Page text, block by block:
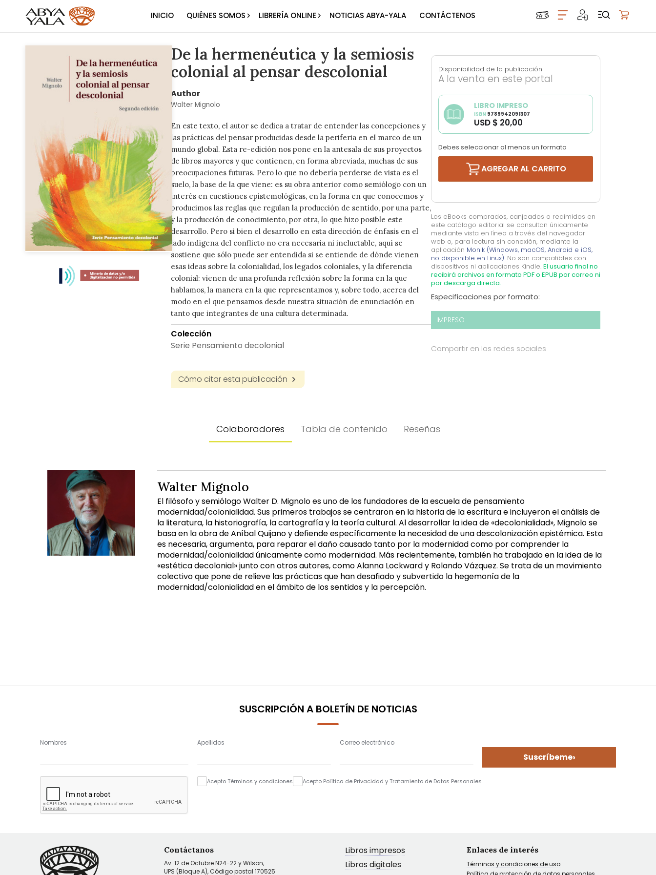
INICIO QUIÉNES SOMOS LIBRERÍA ONLINE NOTICIAS ABYA-YALA CONTÁCTENOS
De la hermenéutica y la semiosis
colonial al pensar descolonial
Author
Walter Mignolo
En este texto, el autor se dedica a tratar de entender las concepciones y
las prácticas del pensar producidas desde la periferia en el marco de un
mundo global. Esta re-edición nos pone en la antesala de sus proyectos
de libros mayores y que contienen, en forma abreviada, muchas de sus
preocupaciones futuras. Pero lo que no debería perderse de vista es el
suelo, la base de la que viene: es su obra anterior como semiólogo con un
interés en cuestiones epistemológicas, en la forma en que conocemos y
producimos las reglas que regulan la producción de sentido, por una parte,
y la producción de conocimiento, por otra, lo que hizo posible este
desarrollo. Pero si bien el desarrollo en esta dirección de énfasis en el
lado indígena del conflicto no era necesaria ni ineluctable, aquí se
sostiene que sólo puede ser entendida si se entiende de dónde vienen
esas ideas sobre la colonialidad, los legados coloniales, y la diferencia
colonial: vienen de una profunda reflexión sobre la forma en la que
hablamos, la manera en la que representamos y, sobre todo, acerca del
modo en el que pensamos desde nuestra situación de enunciación en
tanto que integrantes de una cultura determinada.
Colección
Serie Pensamiento decolonial
Cómo citar esta publicación
Disponibilidad de la publicación
A la venta en este portal
LIBRO IMPRESO
ISBN 9789942091307
USD $ 20,00
Debes seleccionar al menos un formato
AGREGAR AL CARRITO
Los eBooks comprados, canjeados o redimidos en
este catálogo editorial se consultan únicamente
mediante vista en línea a través del navegador
web o, para lectura sin conexión, mediante la
aplicación Mon'k (Windows, macOS, Android e iOS,
no disponible en Linux).No son compatibles con
dispositivos ni aplicaciones Kindle. El usuario final no
recibirá archivos en formato PDF o EPUB por correo ni
por descarga directa.
Especificaciones por formato:
IMPRESO
Compartir en las redes sociales
Colaboradores
Walter Mignolo
El filósofo y semiólogo Walter D. Mignolo es uno de los fundadores de la escuela de pensamiento
modernidad/colonialidad. Sus primeros trabajos se centraron en la historia de la escritura e incluyeron el análisis de
la literatura, la historiografía, la cartografía y la teoría cultural. Al desarrollar la idea de «decolonialidad», Mignolo se
basa en la obra de Aníbal Quijano y defiende específicamente la necesidad de una descolonización epistémica. Esta
es necesaria, argumenta, para reparar el daño causado tanto por la modernidad como por comprender la
modernidad/colonialidad únicamente como modernidad. Más recientemente, también ha trabajado en la idea de la
«estética decolonial» junto con otros autores, como Alanna Lockward y Rolando Vázquez. Se trata de un movimiento
colectivo que pone de relieve las prácticas que han desafiado y subvertido la hegemonía de la
modernidad/colonialidad en el ámbito de los sentidos y la percepción.
Tabla de contenido Reseñas
SUSCRIPCIÓN A BOLETÍN DE NOTICIAS
Nombres Apellidos Correo electrónico
Suscríbeme›
Acepto Términos y condiciones Acepto Política de Privacidad y Tratamiento de Datos Personales
Contáctanos
Av. 12 de Octubre N24-22 y Wilson,
UPS (Bloque A), Código postal 170525
Libros impresos
Libros digitales
Enlaces de interés
Términos y condiciones de uso